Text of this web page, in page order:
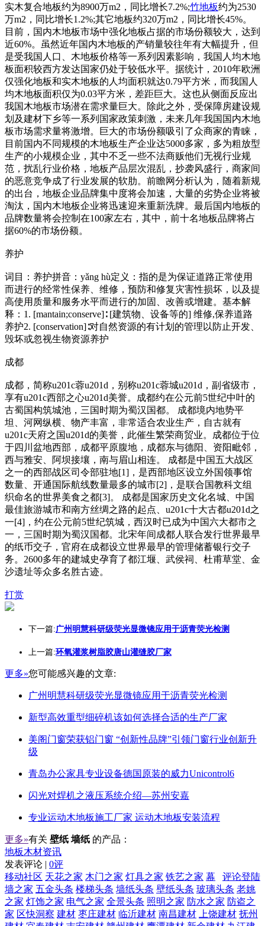
实木复合地板约为8900万m2，同比增长7.2%;竹地板约为2530
万m2，同比增长1.2%;其它地板约320万m2，同比增长45%。
目前，国内木地板市场中强化地板占据的市场份额较大，达到
近60%。虽然近年国内木地板的产销量较往年有大幅提升，但
是受我国人口、木地板价格等一系列因素影响，我国人均木地
板面积较西方发达国家仍处于较低水平。据统计，2010年欧洲
仅强化地板和实木地板的人均面积就达0.79平方米，而我国人
均木地板面积仅为0.03平方米，差距巨大。这也从侧面反应出
我国木地板市场潜在需求量巨大。除此之外，受保障房建设规
划及建材下乡等一系列国家政策刺激，未来几年我国国内木地
板市场需求量将激增。巨大的市场份额吸引了众商家的青睐，
目前国内不同规模的木地板生产企业达5000多家，多为粗放型
生产的小规模企业，其中不乏一些不法商贩他们无视行业规
范，扰乱行业价格，地板产品层次混乱，抄袭风盛行，商家间
的恶意竞争成了行业发展的软肋。前瞻网分析认为，随着新规
的出台，地板企业品牌集中度将会加速，大量的劣势企业将被
淘汰，国内木地板企业将迅速迎来重新洗牌。最后国内地板的
品牌数量将会控制在100家左右，其中，前十名地板品牌将占
据60%的市场份额。
养护
词目：养护拼音：yǎng hù定义：指的是为保证道路正常使用
而进行的经常性保养、维修，预防和修复灾害性损坏，以及提
高使用质量和服务水平而进行的加固、改善或增建。基本解
释：1. [mantain;conserve]∶ [建筑物、设备等的] 维修,保养道路
养护2. [conservation]∶对自然资源的有计划的管理以防止开发、
毁坏或忽视生物资源养护
成都
成都，简称u201c蓉u201d，别称u201c蓉城u201d，副省级市，
享有u201c西部之心u201d美誉。成都约在公元前5世纪中叶的
古蜀国构筑城池，三国时期为蜀汉国都。 成都境内地势平
坦、河网纵横、物产丰富，非常适合农业生产，自古就有
u201c天府之国u201d的美誉，此催生繁荣商贸业。成都位于位
于四川盆地西部，成都平原腹地，成都东与德阳、资阳毗邻，
西与雅安、阿坝接壤，南与眉山相连。 成都是中国五大战区
之一的西部战区司令部驻地[1]，是西部地区设立外国领事馆
数量、开通国际航线数量最多的城市[2]，是联合国教科文组
织命名的世界美食之都[3]。 成都是国家历史文化名城、中国
最佳旅游城市和南方丝绸之路的起点、u201c十大古都u201d之
一[4]，约在公元前5世纪筑城，西汉时已成为中国六大都市之
一，三国时期为蜀汉国都。北宋年间成都人联合发行世界最早
的纸币交子，官府在成都设立世界最早的管理储蓄银行交子
务。2600多年的建城史孕育了都江堰、武侯祠、杜甫草堂、金
沙遗址等众多名胜古迹。
打赏
下一篇:广州明慧科研级荧光显微镜应用于沥青荧光检测
上一篇:环氧灌浆树脂胶唐山灌缝胶厂家
更多»您可能感兴趣的文章:
广州明慧科研级荧光显微镜应用于沥青荧光检测
新型高效重型细碎机该如何选择合适的生产厂家
美阁门窗荣获铝门窗 “创新性品牌”引领门窗行业创新升
级
青岛办公家具专业设备德国原装的威力Unicontrol6
闪光对焊机之液压系统介绍—苏州安嘉
专业运动木地板施工厂家 运动木地板安装流程
更多»有关 壁纸 墙纸 的产品：
地板木材资讯
发表评论 | 0评
评论登陆
移动社区 天花之家 木门之家 灯具之家 铁艺之家 幕
墙之家 五金头条 楼梯头条 墙纸头条 壁纸头条 玻璃头条 老姚
之家 灯饰之家 电气之家 全景头条 照明之家 防水之家 防盗之
家 区快洞察 建材 枣庄建材 临沂建材 南昌建材 上饶建材 抚州